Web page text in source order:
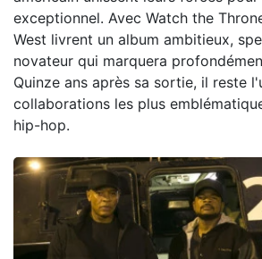
exceptionnel. Avec Watch the
West livrent un album ambitieux,
novateur qui marquera
Quinze ans après sa sortie, il reste
collaborations les plus
hip-hop.